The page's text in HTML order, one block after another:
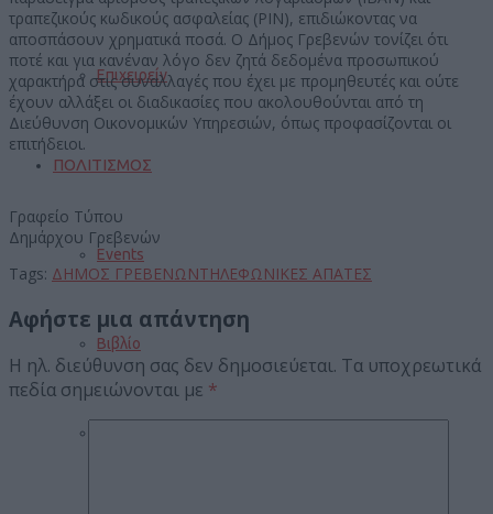
Επιχειρείν
ΠΟΛΙΤΙΣΜΟΣ
Events
Βιβλίο
τραπεζικούς κωδικούς ασφαλείας (PIN), επιδιώκοντας να
αποσπάσουν χρηματικά ποσά. Ο Δήμος Γρεβενών τονίζει ότι
ποτέ και για κανέναν λόγο δεν ζητά δεδομένα προσωπικού
χαρακτήρα στις συναλλαγές που έχει με προμηθευτές και ούτε
έχουν αλλάξει οι διαδικασίες που ακολουθούνται από τη
Διεύθυνση Οικονομικών Υπηρεσιών, όπως προφασίζονται οι
επιτήδειοι.
Γραφείο Τύπου
Δημάρχου Γρεβενών
Tags: ΔΗΜΟΣ ΓΡΕΒΕΝΩΝΤΗΛΕΦΩΝΙΚΕΣ ΑΠΑΤΕΣ
Αφήστε μια απάντηση
Η ηλ. διεύθυνση σας δεν δημοσιεύεται. Τα υποχρεωτικά
πεδία σημειώνονται με *